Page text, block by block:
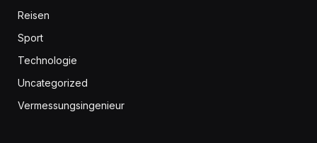
Reisen
Sport
Technologie
Uncategorized
Vermessungsingenieur